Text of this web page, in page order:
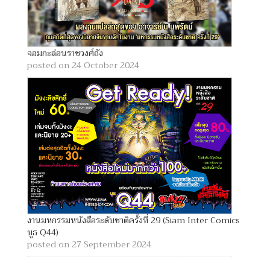
จอมกะล่อนราชวงศ์ถัง
posted on 24 October 2024
งานมหกรรมหนังสือระดับชาติครั้งที่ 29 (Siam Inter Comics
บูธ Q44)
posted on 27 September 2024